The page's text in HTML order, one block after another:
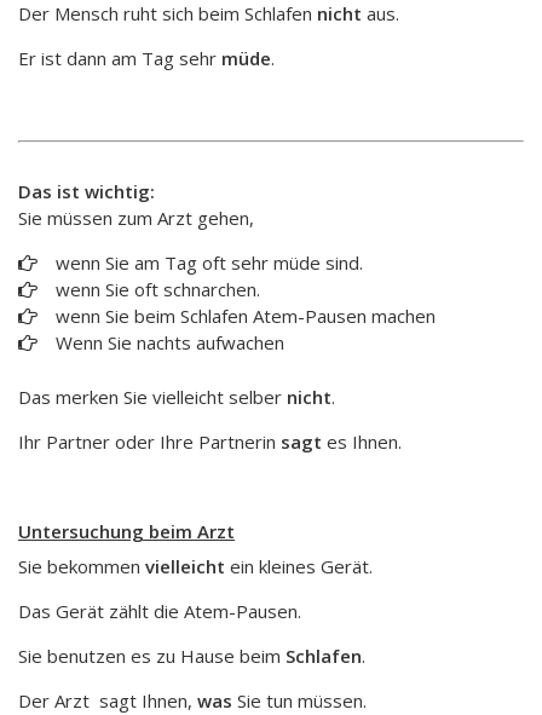
Der Mensch ruht sich beim Schlafen nicht aus.
Er ist dann am Tag sehr müde.
Das ist wichtig:
Sie müssen zum Arzt gehen,
wenn Sie am Tag oft sehr müde sind.
wenn Sie oft schnarchen.
wenn Sie beim Schlafen Atem-Pausen machen
Wenn Sie nachts aufwachen
Das merken Sie vielleicht selber nicht.
Ihr Partner oder Ihre Partnerin sagt es Ihnen.
Untersuchung beim Arzt
Sie bekommen vielleicht ein kleines Gerät.
Das Gerät zählt die Atem-Pausen.
Sie benutzen es zu Hause beim Schlafen.
Der Arzt sagt Ihnen, was Sie tun müssen.